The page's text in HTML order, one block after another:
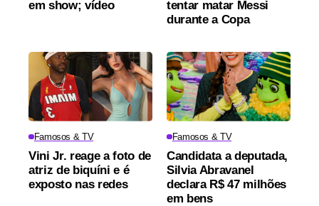
em show; vídeo
tentar matar Messi
durante a Copa
Famosos & TV
Vini Jr. reage a foto de
atriz de biquíni e é
exposto nas redes
Famosos & TV
Candidata a deputada,
Silvia Abravanel
declara R$ 47 milhões
em bens